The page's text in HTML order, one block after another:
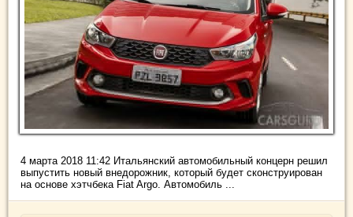
4 марта 2018 11:42 Итальянский автомобильный концерн решил
выпустить новый внедорожник, который будет сконструирован
на основе хэтчбека Fiat Argo. Автомобиль ...